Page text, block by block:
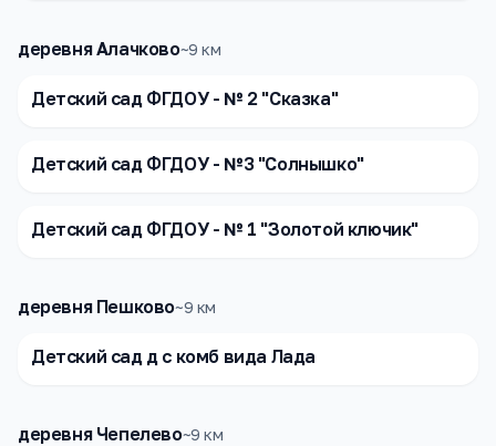
деревня Алачково~9 км
Детский сад ФГДОУ - № 2 "Сказка"
Детский сад ФГДОУ - №3 "Солнышко"
Детский сад ФГДОУ - № 1 "Золотой ключик"
деревня Пешково~9 км
Детский сад д с комб вида Лада
деревня Чепелево~9 км